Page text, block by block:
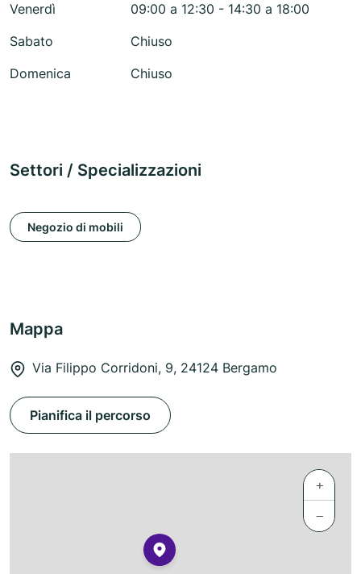
Venerdì
09:00 a 12:30 - 14:30 a 18:00
Sabato
Chiuso
Domenica
Chiuso
Settori / Specializzazioni
Negozio di mobili
Mappa
Via Filippo Corridoni, 9, 24124 Bergamo
Pianifica il percorso
+
−